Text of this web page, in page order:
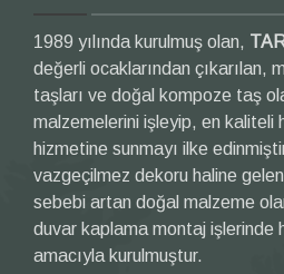
1989 yılında kurulmuş olan,
değerli ocaklarından çıkarılan,
taşları ve doğal kompoze taş
malzemelerini işleyip, en kaliteli
hizmetine sunmayı ilke
vazgeçilmez dekoru haline
sebebi artan doğal malzeme
duvar kaplama montaj işlerinde
amacıyla kurulmuştur.